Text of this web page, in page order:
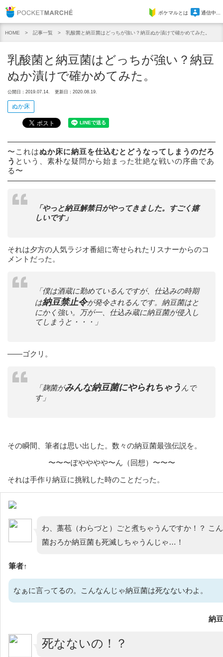
Pocket Marcheポケマルとは 通信中...
HOME 記事一覧 乳酸菌と納豆菌はどっちが強い？納豆ぬか漬けで確かめてみた。
乳酸菌と納豆菌はどっちが強い？納豆
ぬか漬けで確かめてみた。
公開日：2019.07.14. 更新日：2020.08.19.
ぬか床
〜これはぬか床に納豆を仕込むとどうなってしまうのだろ
う という、素朴な疑問から始まった壮絶な戦いの序曲であ
る〜
「やっと納豆解禁日がやってきました。すごく嬉
しいです」
それは夕方の人気ラジオ番組に寄せられたリスナーからのコ
メントだった。
「僕は酒蔵に勤めているんですが、仕込みの時期
は納豆禁止令が発令されるんです。納豆菌はと
にかく強い。万が一、仕込み蔵に納豆菌が侵入し
てしまうと・・・」
——ゴクリ。
「麹菌がみんな納豆菌にやられちゃう んで
す」
その瞬間、筆者は思い出した。数々の納豆菌最強伝説を。
〜〜〜ぽやややや〜ん（回想）〜〜〜
それは手作り納豆に挑戦した時のことだった。
わ、藁苞（わらづと）ごと煮ちゃうんですか！？ こ
菌おろか納豆菌も死滅しちゃうんじゃ…！
筆者↑
なぁに言ってるの。こんなんじゃ納豆菌は死なないわよ。
納
死なないの！？